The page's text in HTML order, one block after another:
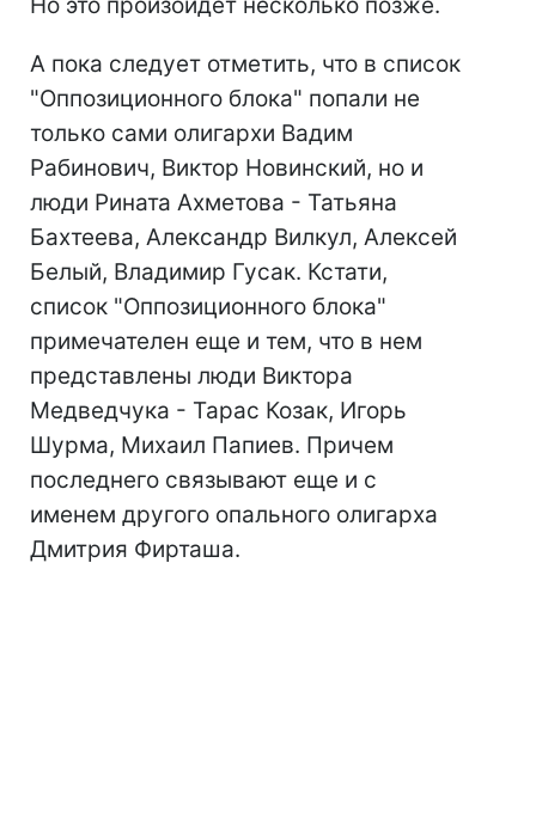
А пока следует отметить, что в список
"Оппозиционного блока" попали не
только сами олигархи Вадим
Рабинович, Виктор Новинский, но и
люди Рината Ахметова - Татьяна
Бахтеева, Александр Вилкул, Алексей
Белый, Владимир Гусак. Кстати,
список "Оппозиционного блока"
примечателен еще и тем, что в нем
представлены люди Виктора
Медведчука - Тарас Козак, Игорь
Шурма, Михаил Папиев. Причем
последнего связывают еще и с
именем другого опального олигарха
Дмитрия Фирташа.